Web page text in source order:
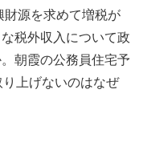
源を求めて増税が
税外収入について政
朝霞の公務員住宅予
上げないのはなぜ